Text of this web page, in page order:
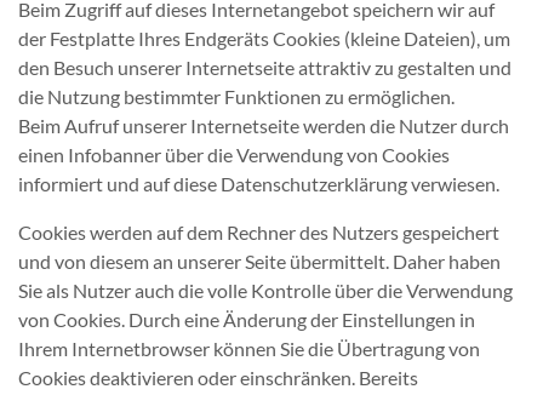
Beim Zugriff auf dieses Internetangebot speichern wir auf
der Festplatte Ihres Endgeräts Cookies (kleine Dateien), um
den Besuch unserer Internetseite attraktiv zu gestalten und
die Nutzung bestimmter Funktionen zu ermöglichen.
Beim Aufruf unserer Internetseite werden die Nutzer durch
einen Infobanner über die Verwendung von Cookies
informiert und auf diese Datenschutzerklärung verwiesen.
Cookies werden auf dem Rechner des Nutzers gespeichert
und von diesem an unserer Seite übermittelt. Daher haben
Sie als Nutzer auch die volle Kontrolle über die Verwendung
von Cookies. Durch eine Änderung der Einstellungen in
Ihrem Internetbrowser können Sie die Übertragung von
Cookies deaktivieren oder einschränken. Bereits